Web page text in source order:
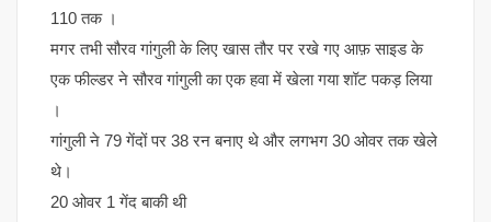
110 तक ।
मगर तभी सौरव गांगुली के लिए खास तौर पर रखे गए आफ़ साइड के
एक फील्डर ने सौरव गांगुली का एक हवा में खेला गया शॉट पकड़ लिया
।
गांगुली ने 79 गेंदों पर 38 रन बनाए थे और लगभग 30 ओवर तक खेले
थे।
20 ओवर 1 गेंद बाकी थी